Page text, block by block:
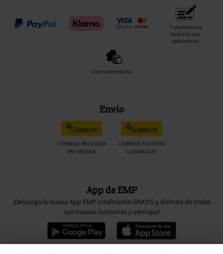
Transferencia
bancaria por
adelantado
Contrareembolso
Envío
CORREOS RECOGIDA
EN OFICINA
CORREOS ENTREGA
A DOMICILIO
App de EMP
¡Descarga la nueva App EMP totalmente GRATIS y disfruta de todas
sus nuevas funciones y ventajas!